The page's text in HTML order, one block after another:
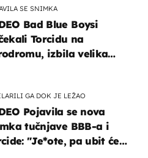
SE SNIMKA
Bad Blue Boysi
Torcidu na
izbila velika
GA DOK JE LEŽAO
Pojavila se nova
tučnjave BBB-a i
"Je*ote, pa ubit će